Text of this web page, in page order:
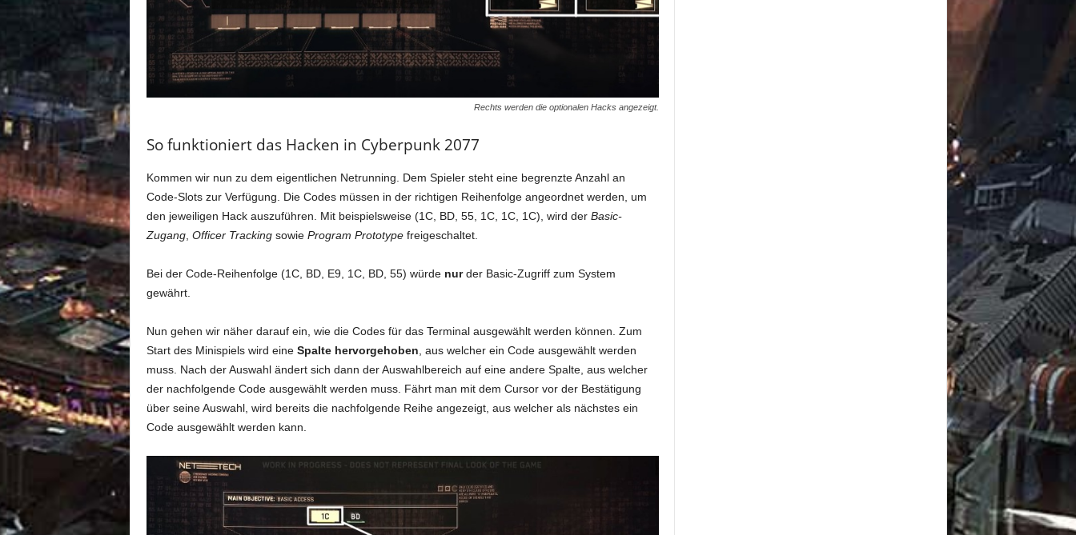
Rechts werden die optionalen Hacks angezeigt.
So funktioniert das Hacken in Cyberpunk 2077
Kommen wir nun zu dem eigentlichen Netrunning. Dem Spieler steht eine begrenzte Anzahl an
Code-Slots zur Verfügung. Die Codes müssen in der richtigen Reihenfolge angeordnet werden, um
den jeweiligen Hack auszuführen. Mit beispielsweise (1C, BD, 55, 1C, 1C, 1C), wird derBasic-
Zugang, Officer Trackingsowie Program Prototypefreigeschaltet.
Bei der Code-Reihenfolge (1C, BD, E9, 1C, BD, 55) würde nurder Basic-Zugriff zum System
gewährt.
Nun gehen wir näher darauf ein, wie die Codes für das Terminal ausgewählt werden können. Zum
Start des Minispiels wird eine Spalte hervorgehoben, aus welcher ein Code ausgewählt werden
muss. Nach der Auswahl ändert sich dann der Auswahlbereich auf eine andere Spalte, aus welcher
der nachfolgende Code ausgewählt werden muss. Fährt man mit dem Cursor vor der Bestätigung
über seine Auswahl, wird bereits die nachfolgende Reihe angezeigt, aus welcher als nächstes ein
Code ausgewählt werden kann.